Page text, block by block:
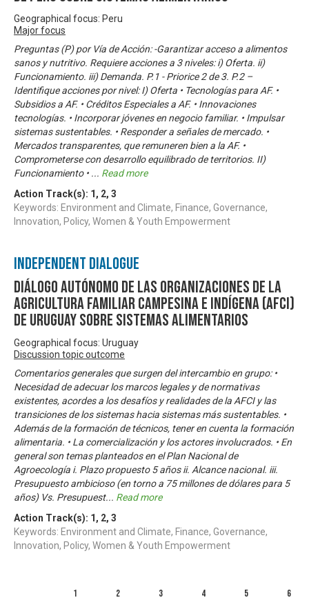
Geographical focus: Peru
Major focus
Preguntas (P) por Vía de Acción: -Garantizar acceso a alimentos
sanos y nutritivo. Requiere acciones a 3 niveles: i) Oferta. ii)
Funcionamiento. iii) Demanda. P.1 - Priorice 2 de 3. P.2 –
Identifique acciones por nivel: I) Oferta • Tecnologías para AF. •
Subsidios a AF. • Créditos Especiales a AF. • Innovaciones
tecnologías. • Incorporar jóvenes en negocio familiar. • Impulsar
sistemas sustentables. • Responder a señales de mercado. •
Mercados transparentes, que remuneren bien a la AF. •
Comprometerse con desarrollo equilibrado de territorios. II)
Funcionamiento • ... Read more
Action Track(s): 1 , 2, 3
Keywords: Environment and Climate, Finance, Governance,
Innovation, Policy, Women & Youth Empowerment
Independent Dialogue
Diálogo Autónomo de las Organizaciones de la
Agricultura Familiar Campesina e Indígena (AFCI)
de Uruguay sobre Sistemas Alimentarios
Geographical focus: Uruguay
Discussion topic outcome
Comentarios generales que surgen del intercambio en grupo: •
Necesidad de adecuar los marcos legales y de normativas
existentes, acordes a los desafíos y realidades de la AFCI y las
transiciones de los sistemas hacia sistemas más sustentables. •
Además de la formación de técnicos, tener en cuenta la formación
alimentaria. • La comercialización y los actores involucrados. • En
general son temas planteados en el Plan Nacional de
Agroecología i. Plazo propuesto 5 años ii. Alcance nacional. iii.
Presupuesto ambicioso (en torno a 75 millones de dólares para 5
años) Vs. Presupuest... Read more
Action Track(s): 1 , 2, 3
Keywords: Environment and Climate, Finance, Governance,
Innovation, Policy, Women & Youth Empowerment
1 2 3 4 5 6